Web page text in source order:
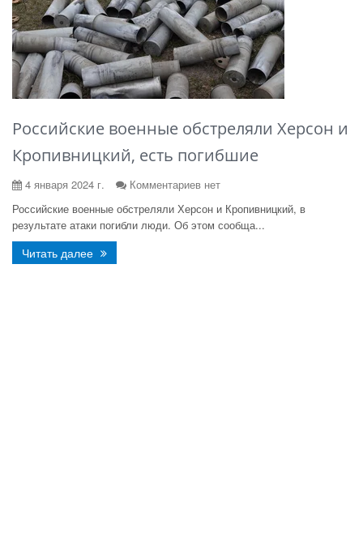
Российские военные обстреляли Херсон и
Кропивницкий, есть погибшие
4 января 2024 г.
Комментариев нет
Российские военные обстреляли Херсон и Кропивницкий, в
результате атаки погибли люди. Об этом сообща...
Читать далее